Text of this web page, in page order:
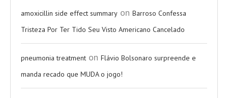
amoxicillin side effect summary on Barroso Confessa
Tristeza Por Ter Tido Seu Visto Americano Cancelado
pneumonia treatment on Flávio Bolsonaro surpreende e
manda recado que MUDA o jogo!